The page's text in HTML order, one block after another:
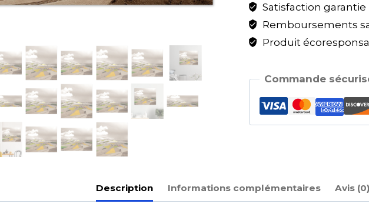
Satisfaction garantie
Remboursements
Produit
Commande
Description Informations complémentaires Avis (0)